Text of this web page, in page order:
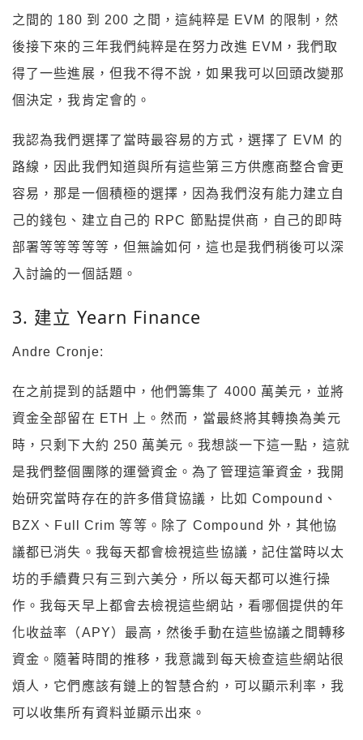
之間的 180 到 200 之間，這純粹是 EVM 的限制，然
後接下來的三年我們純粹是在努力改進 EVM，我們取
得了一些進展，但我不得不說，如果我可以回頭改變那
個決定，我肯定會的。
我認為我們選擇了當時最容易的方式，選擇了 EVM 的
路線，因此我們知道與所有這些第三方供應商整合會更
容易，那是一個積極的選擇，因為我們沒有能力建立自
己的錢包、建立自己的 RPC 節點提供商，自己的即時
部署等等等等等，但無論如何，這也是我們稍後可以深
入討論的一個話題。
3. 建立 Yearn Finance
Andre Cronje:
在之前提到的話題中，他們籌集了 4000 萬美元，並將
資金全部留在 ETH 上。然而，當最終將其轉換為美元
時，只剩下大約 250 萬美元。我想談一下這一點，這就
是我們整個團隊的運營資金。為了管理這筆資金，我開
始研究當時存在的許多借貸協議，比如 Compound、
BZX、Full Crim 等等。除了 Compound 外，其他協
議都已消失。我每天都會檢視這些協議，記住當時以太
坊的手續費只有三到六美分，所以每天都可以進行操
作。我每天早上都會去檢視這些網站，看哪個提供的年
化收益率（APY）最高，然後手動在這些協議之間轉移
資金。隨著時間的推移，我意識到每天檢查這些網站很
煩人，它們應該有鏈上的智慧合約，可以顯示利率，我
可以收集所有資料並顯示出來。